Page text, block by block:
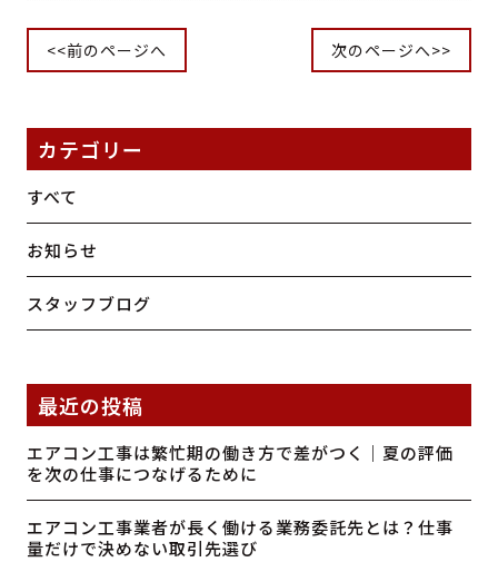
<<前のページへ 次のページへ>>
カテゴリー
すべて
お知らせ
スタッフブログ
最近の投稿
エアコン工事は繁忙期の働き方で差がつく｜夏の評価
を次の仕事につなげるために
エアコン工事業者が長く働ける業務委託先とは？仕事
量だけで決めない取引先選び